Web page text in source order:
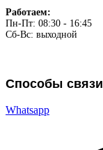
Работаем:
Пн-Пт: 08:30 - 16:45
Сб-Вс: выходной
Способы связи
Whatsapp